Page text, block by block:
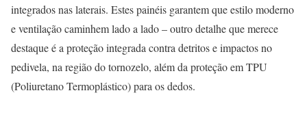
integrados nas laterais. Estes painéis garantem que estilo moderno
e ventilação caminhem lado a lado – outro detalhe que merece
destaque é a proteção integrada contra detritos e impactos no
pedivela, na região do tornozelo, além da proteção em TPU
(Poliuretano Termoplástico) para os dedos.